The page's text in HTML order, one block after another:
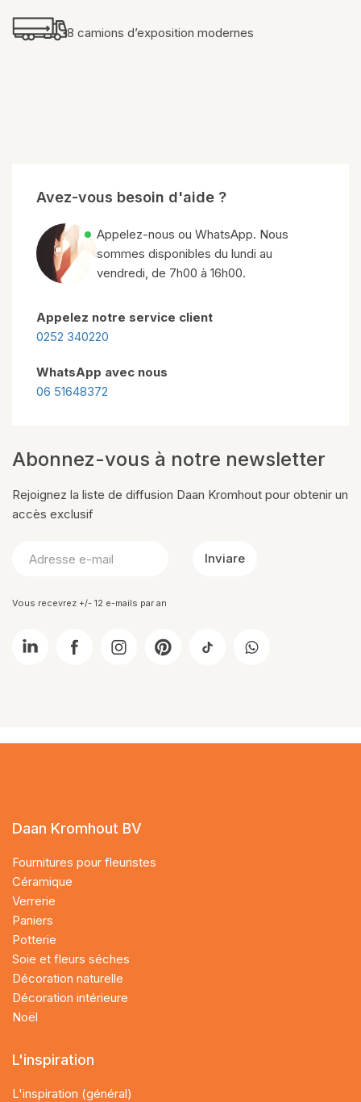
8 camions d’exposition modernes
Avez-vous besoin d'aide ?
Appelez-nous ou WhatsApp. Nous
sommes disponibles du lundi au
vendredi, de 7h00 à 16h00.
Appelez notre service client
0252 340220
WhatsApp avec nous
06 51648372
Abonnez-vous à notre newsletter
Rejoignez la liste de diffusion Daan Kromhout pour obtenir un
accès exclusif
Inviare
Vous recevrez +/- 12 e-mails par an
Daan Kromhout BV
Fournitures pour fleuristes
Céramique
Verrerie
Paniers
Potterie
Soie et fleurs séches
Décoration naturelle
Décoration intérieure
Noël
L'inspiration
L'inspiration (général)